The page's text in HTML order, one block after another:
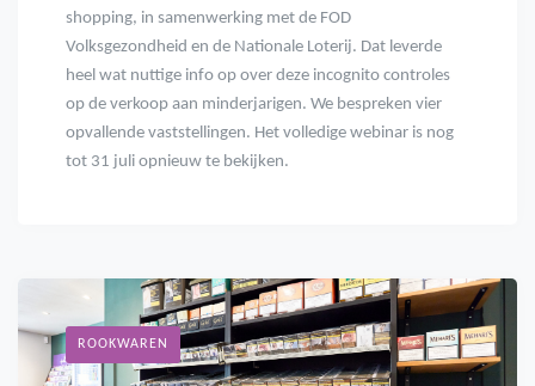
shopping, in samenwerking met de FOD
Volksgezondheid en de Nationale Loterij. Dat leverde
heel wat nuttige info op over deze incognito controles
op de verkoop aan minderjarigen. We bespreken vier
opvallende vaststellingen. Het volledige webinar is nog
tot 31 juli opnieuw te bekijken.
ROOKWAREN